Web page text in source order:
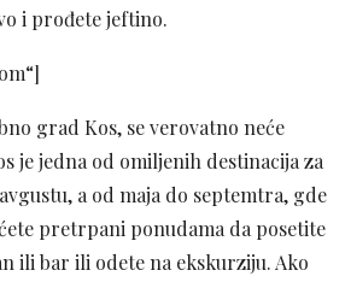
i prođete jeftino.
grad Kos, se verovatno neće
je jedna od omiljenih destinacija za
a od maja do septemtra, gde
pretrpani ponudama da posetite
ili bar ili odete na ekskurziju. Ako